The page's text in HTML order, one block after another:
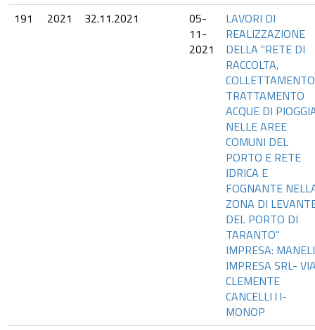
191
2021 32.11.2021
05-
11-
2021
LAVORI DI
REALIZZAZIONE
DELLA "RETE DI
RACCOLTA,
TRATTAMENTO
ACQUE DI
NELLE AREE
COMUNI DEL
PORTO E RETE
IDRICA E
FOGNANTE
ZONA DI
DEL PORTO DI
TARANTO"
IMPRESA:
IMPRESA SRL-
CLEMENTE
CANCELLI l l-
MONOP